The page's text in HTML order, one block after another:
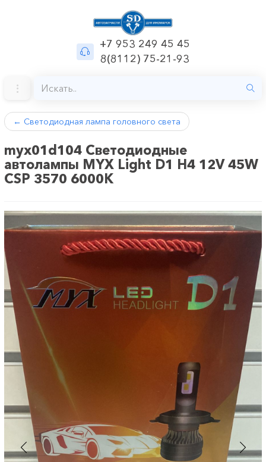
+7 953 249 45 45
8(8112) 75-21-93
← Светодиодная лампа головного света
myx01d104 Светодиодные
автолампы MYX Light D1 H4 12V 45W
CSP 3570 6000K